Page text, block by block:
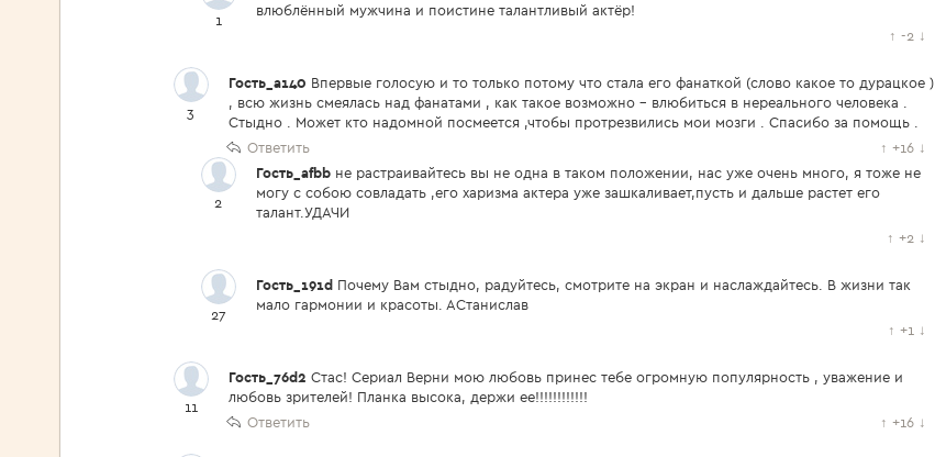
1
влюблённый мужчина и поистине талантливый актёр!
↑ -2 ↓
3
Гость_a140 Впервые голосую и то только потому что стала его фанаткой (слово какое то дурацкое )
, всю жизнь смеялась над фанатами , как такое возможно - влюбиться в нереального человека .
Стыдно . Может кто надомной посмеется ,чтобы протрезвились мои мозги . Спасибо за помощь .
Ответить
↑ +16 ↓
2
Гость_afbb не растраивайтесь вы не одна в таком положении, нас уже очень много, я тоже не
могу с собою совладать ,его харизма актера уже зашкаливает,пусть и дальше растет его
талант.УДАЧИ
↑ +2 ↓
27
Гость_191d Почему Вам стыдно, радуйтесь, смотрите на экран и наслаждайтесь. В жизни так
мало гармонии и красоты. АСтанислав
↑ +1 ↓
11
Гость_76d2 Стас! Сериал Верни мою любовь принес тебе огромную популярность , уважение и
любовь зрителей! Планка высока, держи ее!!!!!!!!!!!!
Ответить
↑ +16 ↓